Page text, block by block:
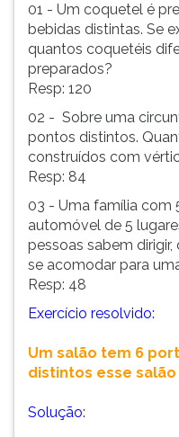
01 - Um coquetel é
bebidas distintas. Se
quantos coquetéis
preparados?
Resp: 120
02 - Sobre uma
pontos distintos.
construídos com
Resp: 84
03 - Uma família com
automóvel de 5
pessoas sabem
se acomodar para
Resp: 48
Exercício resolvido:
Um salão tem 6
distintos esse
Solução: